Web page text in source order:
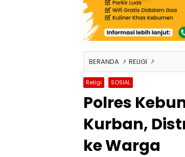
BERANDA RELIGI
Religi SOSIAL
Polres
Kurban,
ke Warga